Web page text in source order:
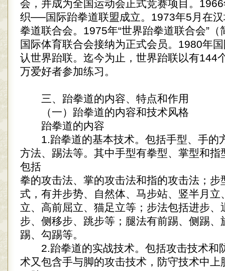
会，并成为全国运动会正式竞赛项目。
织──国际跆拳道联盟成立。1973年5月在
拳道联合会。1975年“世界跆拳道联合会”
国际体育联合会接纳为正式会员。1980年
认世界跆联。迄今为止，世界跆联以有144
万爱好者参加练习。
三、跆拳道的内容、特点和作用
（一）跆拳道的内容和技术风格
跆拳道的内容
1.跆拳道的基本技术。包括手型、手的
方法、踢法等。其中手型有拳型、掌型和指
包括
拳的攻击法、掌的攻击法和指的攻击法；步
式，有并步势、自然体、马步站、竖半月立
立、高前屈立、猫足立等；步法包括进步、
步、侧移步、跳步等；腿法有前踢、侧踢、
踢、勾踢等。
2.跆拳道的实战技术。包括攻击技术和
术又包含手与脚的攻击技术，防守技术中上